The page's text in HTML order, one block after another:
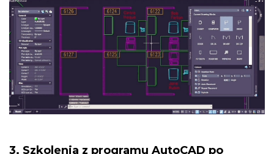
3. Szkolenia z programu AutoCAD po